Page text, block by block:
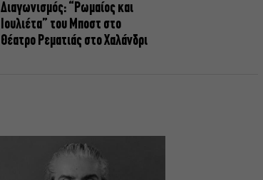
Διαγωνισμός: “Ρωμαίος και
Ιουλιέτα” του Μποστ στο
Θέατρο Ρεματιάς στο Χαλάνδρι